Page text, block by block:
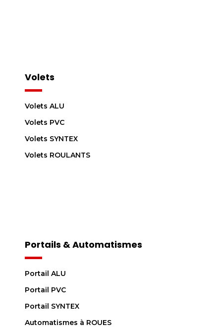
Volets
Volets ALU
Volets PVC
Volets SYNTEX
Volets ROULANTS
Portails & Automatismes
Portail ALU
Portail PVC
Portail SYNTEX
Automatismes à ROUES